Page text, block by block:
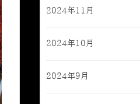
2024年11月
2024年10月
2024年9月